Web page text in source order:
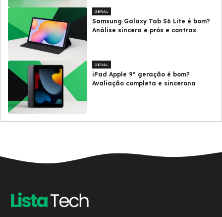
GERAL
Samsung Galaxy Tab S6 Lite é bom?
Análise sincera e prós e contras
GERAL
iPad Apple 9ª geração é bom?
Avaliação completa e sincerona